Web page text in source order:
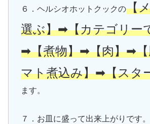
６．ヘルシオホットクックの【
選ぶ】➡【カテゴリー
➡【煮物】➡【肉】➡【
マト煮込み】➡【スタ
ます。
７．お皿に盛って出来上がりです。